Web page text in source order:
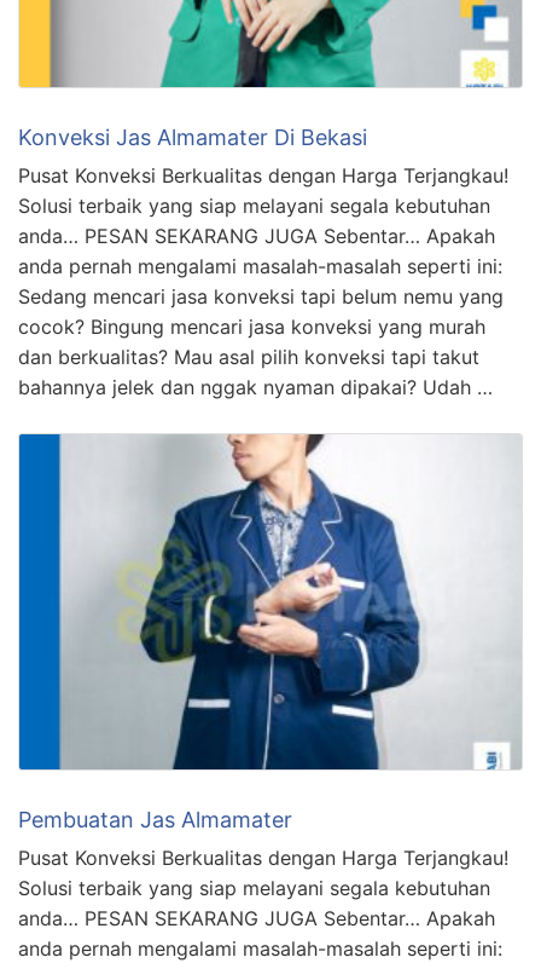
Konveksi Jas Almamater Di Bekasi
Pusat Konveksi Berkualitas dengan Harga Terjangkau!
Solusi terbaik yang siap melayani segala kebutuhan
anda… PESAN SEKARANG JUGA Sebentar… Apakah
anda pernah mengalami masalah-masalah seperti ini:
Sedang mencari jasa konveksi tapi belum nemu yang
cocok? Bingung mencari jasa konveksi yang murah
dan berkualitas? Mau asal pilih konveksi tapi takut
bahannya jelek dan nggak nyaman dipakai? Udah …
Pembuatan Jas Almamater
Pusat Konveksi Berkualitas dengan Harga Terjangkau!
Solusi terbaik yang siap melayani segala kebutuhan
anda… PESAN SEKARANG JUGA Sebentar… Apakah
anda pernah mengalami masalah-masalah seperti ini: